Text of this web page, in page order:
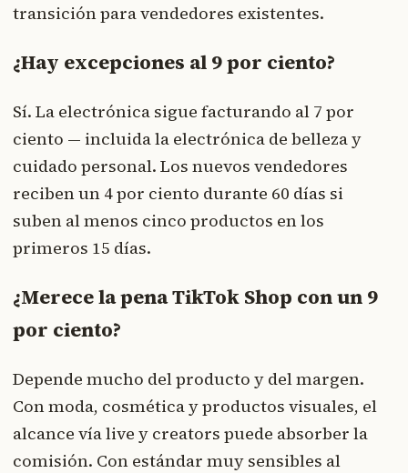
transición para vendedores existentes.
¿Hay excepciones al 9 por ciento?
Sí. La electrónica sigue facturando al 7 por
ciento — incluida la electrónica de belleza y
cuidado personal. Los nuevos vendedores
reciben un 4 por ciento durante 60 días si
suben al menos cinco productos en los
primeros 15 días.
¿Merece la pena TikTok Shop con un 9
por ciento?
Depende mucho del producto y del margen.
Con moda, cosmética y productos visuales, el
alcance vía live y creators puede absorber la
comisión. Con estándar muy sensibles al